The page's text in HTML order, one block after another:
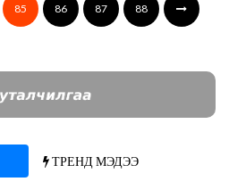
85 86 87 88
ТРЕНД МЭДЭЭ